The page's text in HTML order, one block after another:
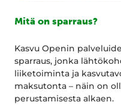
Mitä on sparraus?
Kasvu Openin
sparraus, jonka
liiketoiminta ja
maksutonta – näin on
perustamisesta alkaen.